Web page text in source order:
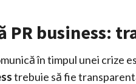
PR business:
în timpul unei crize
trebuie să fie